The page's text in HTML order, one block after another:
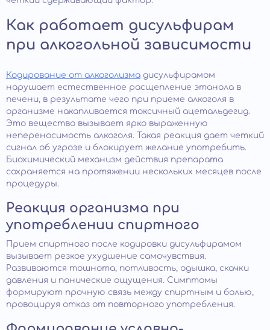
Как работает дисульфирам
при алкогольной зависимости
Кодирование от алкоголизма дисульфирамом
нарушает естественное расщепление этанола в
печени, в результате чего при приеме алкоголя в
организме накапливается токсичный ацетальдегид.
Это вещество вызывает ярко выраженную
непереносимость алкоголя. Такая реакция дает четкий
сигнал об угрозе и блокирует желание употребить.
Биохимический механизм действия препарата
сохраняется на протяжении нескольких месяцев после
процедуры.
Реакция организма при
употреблении спиртного
Прием спиртного после кодировки дисульфирамом
вызывает резкое ухудшение самочувствия.
Развиваются тошнота, потливость, одышка, скачки
давления и панические ощущения. Симптомы
формируют прочную связь между спиртным и болью,
провоцируя отказ от повторного употребления.